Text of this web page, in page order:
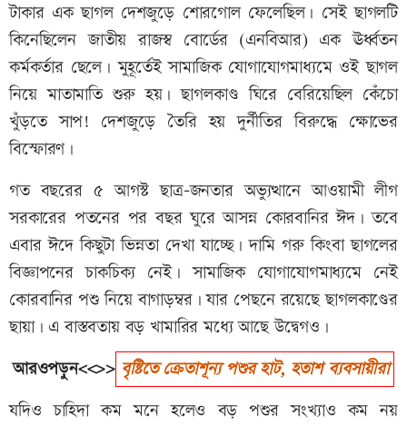
টাকার এক ছাগল দেশজুড়ে শোরগোল ফেলেছিল। সেই ছাগলটি
কিনেছিলেন জাতীয় রাজস্ব বোর্ডের (এনবিআর) এক ঊর্ধ্বতন
কর্মকর্তার ছেলে। মুহূর্তেই সামাজিক যোগাযোগমাধ্যমে ওই ছাগল
নিয়ে মাতামাতি শুরু হয়। ছাগলকাণ্ড ঘিরে বেরিয়েছিল কেঁচো
খুঁড়তে সাপ! দেশজুড়ে তৈরি হয় দুর্নীতির বিরুদ্ধে ক্ষোভের
বিস্ফোরণ।
গত বছরের ৫ আগস্ট ছাত্র-জনতার অভ্যুত্থানে আওয়ামী লীগ
সরকারের পতনের পর বছর ঘুরে আসন্ন কোরবানির ঈদ। তবে
এবার ঈদে কিছুটা ভিন্নতা দেখা যাচ্ছে। দামি গরু কিংবা ছাগলের
বিজ্ঞাপনের চাকচিক্য নেই। সামাজিক যোগাযোগমাধ্যমে নেই
কোরবানির পশু নিয়ে বাগাড়ম্বর। যার পেছনে রয়েছে ছাগলকাণ্ডের
ছায়া। এ বাস্তবতায় বড় খামারির মধ্যে আছে উদ্বেগও।
আরওপড়ুন<<>> বৃষ্টিতে ক্রেতাশূন্য পশুর হাট, হতাশ ব্যবসায়ীরা
যদিও চাহিদা কম মনে হলেও বড় পশুর সংখ্যাও কম নয়